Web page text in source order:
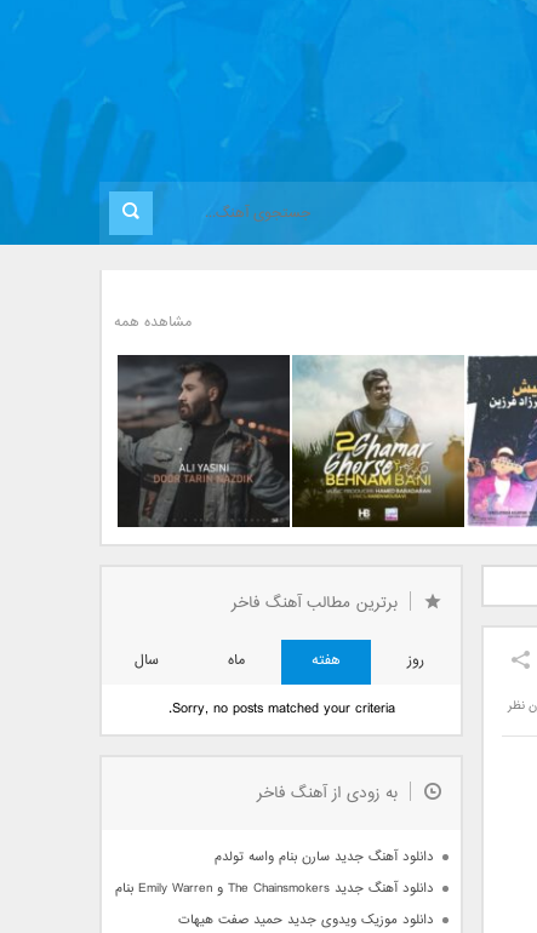
مشاهده همه
فرزاد
بانی بنام قرص قمر 2
یاسینی بنام دورترین نزدیک
نظر
برترین مطالب آهنگ فاخر
روز هفته ماه
سال
Sorry, no posts matched your criteria.
به زودی از آهنگ فاخر
دانلود آهنگ جدید سارن بنام واسه تولدم
دانلود آهنگ جدید The Chainsmokers و Emily Warren بنام Side Effects
دانلود موزیک ویدوی جدید حمید صفت هیهات